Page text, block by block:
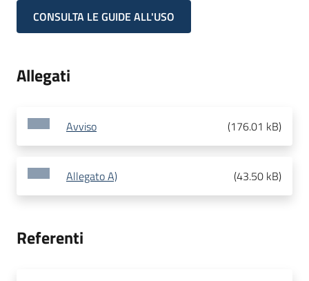
CONSULTA LE GUIDE ALL'USO
Allegati
Avviso (176.01 kB)
Allegato A) (43.50 kB)
Referenti